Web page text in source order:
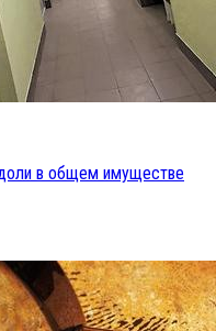
в общем имуществе